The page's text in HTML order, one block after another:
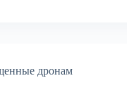
дронам